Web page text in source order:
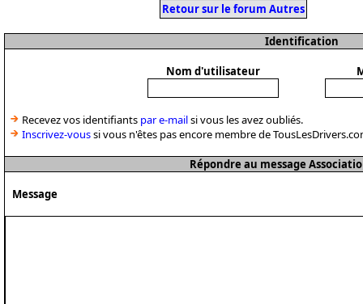
Retour sur le forum Autres
Identification
Nom d'utilisateur
Recevez vos identifiants par e-mailsi vous les avez oubliés.
Inscrivez-voussi vous n'êtes pas encore membre de
Répondre au message
Message